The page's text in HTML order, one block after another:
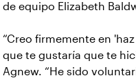
de equipo Elizabeth
“Creo firmemente en
que te gustaría que te
Agnew. “He sido